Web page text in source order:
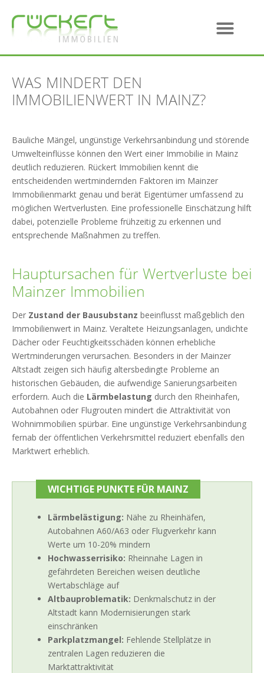
WAS MINDERT DEN
IMMOBILIENWERT IN MAINZ?
Bauliche Mängel, ungünstige Verkehrsanbindung und störende
Umwelteinflüsse können den Wert einer Immobilie in Mainz
deutlich reduzieren. Rückert Immobilien kennt die
entscheidenden wertmindernden Faktoren im Mainzer
Immobilienmarkt genau und berät Eigentümer umfassend zu
möglichen Wertverlusten. Eine professionelle Einschätzung hilft
dabei, potenzielle Probleme frühzeitig zu erkennen und
entsprechende Maßnahmen zu treffen.
Hauptursachen für Wertverluste bei
Mainzer Immobilien
Der Zustand der Bausubstanz beeinflusst maßgeblich den
Immobilienwert in Mainz. Veraltete Heizungsanlagen, undichte
Dächer oder Feuchtigkeitsschäden können erhebliche
Wertminderungen verursachen. Besonders in der Mainzer
Altstadt zeigen sich häufig altersbedingte Probleme an
historischen Gebäuden, die aufwendige Sanierungsarbeiten
erfordern. Auch die Lärmbelastung durch den Rheinhafen,
Autobahnen oder Flugrouten mindert die Attraktivität von
Wohnimmobilien spürbar. Eine ungünstige Verkehrsanbindung
fernab der öffentlichen Verkehrsmittel reduziert ebenfalls den
Marktwert erheblich.
WICHTIGE PUNKTE FÜR MAINZ
Lärmbelästigung: Nähe zu Rheinhäfen,
Autobahnen A60/A63 oder Flugverkehr kann
Werte um 10-20% mindern
Hochwasserrisiko: Rheinnahe Lagen in
gefährdeten Bereichen weisen deutliche
Wertabschläge auf
Altbauproblematik: Denkmalschutz in der
Altstadt kann Modernisierungen stark
einschränken
Parkplatzmangel: Fehlende Stellplätze in
zentralen Lagen reduzieren die
Marktattraktivität